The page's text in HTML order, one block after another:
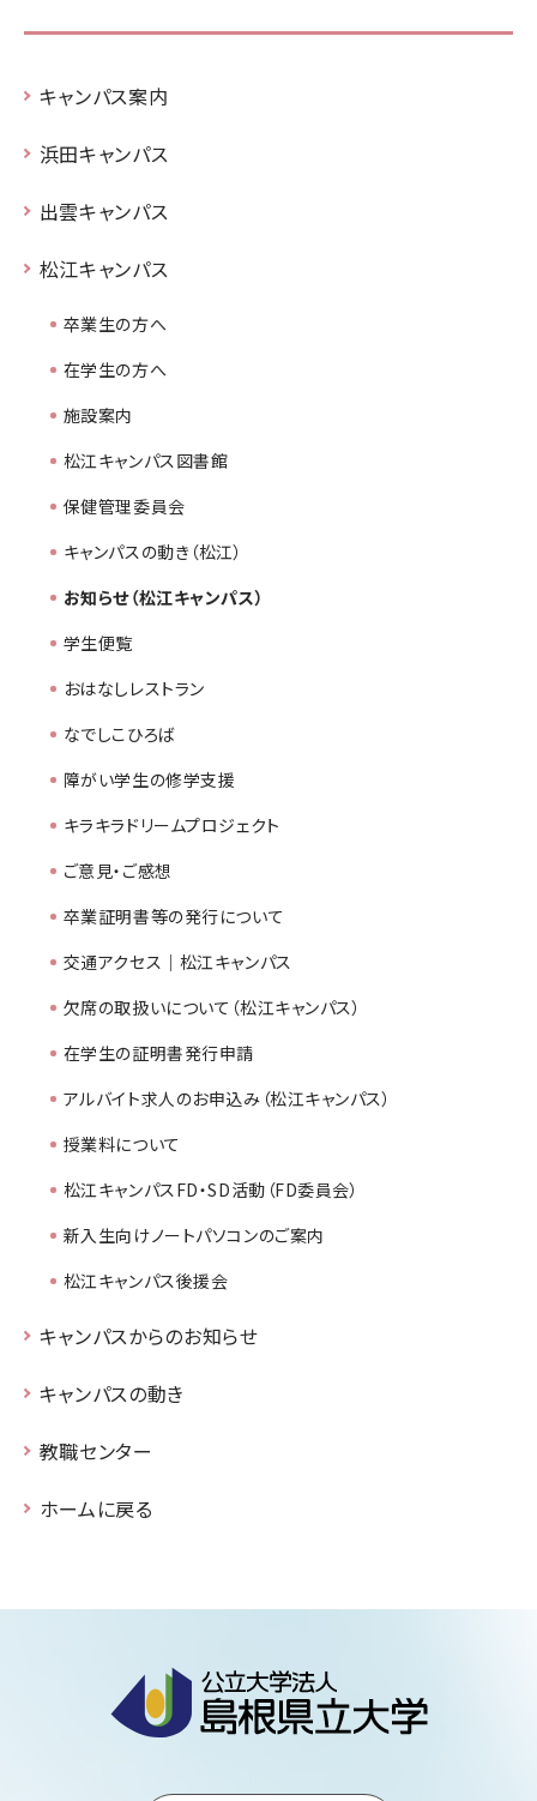
キャンパス案内
浜田キャンパス
出雲キャンパス
松江キャンパス
卒業生の方へ
在学生の方へ
施設案内
松江キャンパス図書館
保健管理委員会
キャンパスの動き（松江）
お知らせ（松江キャンパス）
学生便覧
おはなしレストラン
なでしこひろば
障がい学生の修学支援
キラキラドリームプロジェクト
ご意見・ご感想
卒業証明書等の発行について
交通アクセス｜松江キャンパス
欠席の取扱いについて（松江キャンパス）
在学生の証明書発行申請
アルバイト求人のお申込み（松江キャンパス）
授業料について
松江キャンパスFD・SD活動（FD委員会）
新入生向けノートパソコンのご案内
松江キャンパス後援会
キャンパスからのお知らせ
キャンパスの動き
教職センター
ホームに戻る